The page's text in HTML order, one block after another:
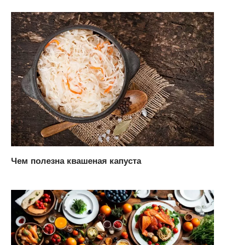
Чем полезна квашеная капуста